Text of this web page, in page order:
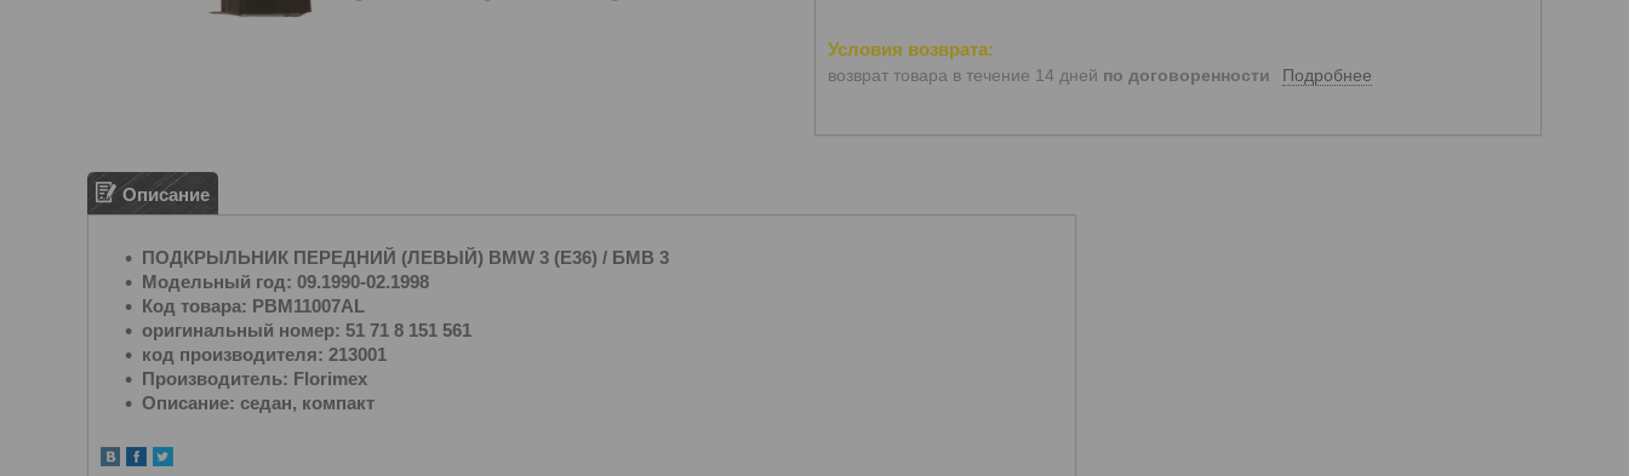
возврат товара в течение 14 дней по договоренности Подробнее
Описание
ПОДКРЫЛЬНИК ПЕРЕДНИЙ (ЛЕВЫЙ) BMW 3 (E36) / БМВ 3
Модельный год: 09.1990-02.1998
Код товара: PBM11007AL
оригинальный номер: 51 71 8 151 561
код производителя: 213001
Производитель: Florimex
Описание: седан, компакт